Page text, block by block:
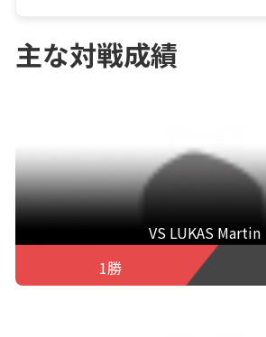
主な対戦成績
VS LUKAS Martin
1勝